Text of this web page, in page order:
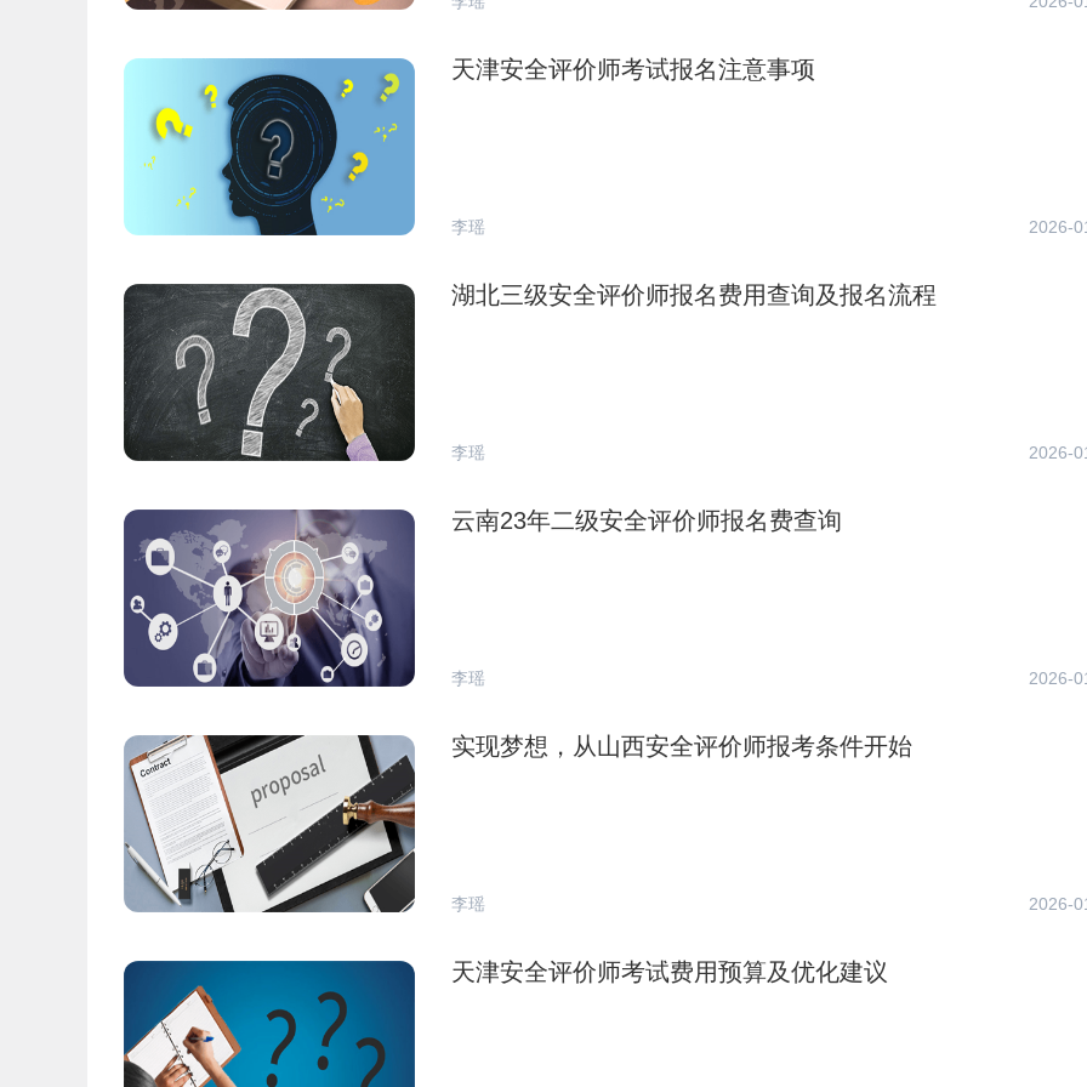
天津安全评价师考试报名注意事项
李瑶 2026-
湖北三级安全评价师报名费用查询及报名流程
李瑶 2026-
云南23年二级安全评价师报名费查询
李瑶 2026-
实现梦想，从山西安全评价师报考条件开始
李瑶 2026-
天津安全评价师考试费用预算及优化建议